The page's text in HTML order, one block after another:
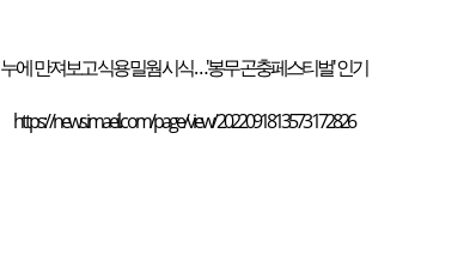
누에 만져보고 식용 밀웜 시식…'봉무 곤충페스티벌' 인기
https://news.imaeil.com/page/view/2022091813573172826